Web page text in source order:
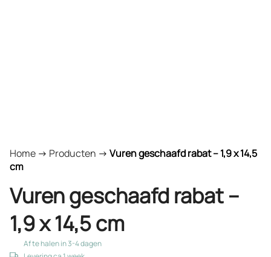
Home -> Producten -> Vuren geschaafd rabat – 1,9 x 14,5
cm
Vuren geschaafd rabat –
1,9 x 14,5 cm
Af te halen in 3-4 dagen